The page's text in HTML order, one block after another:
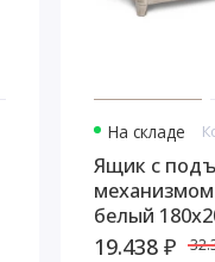
На складе
Ящик с
белый
19.438 ₽